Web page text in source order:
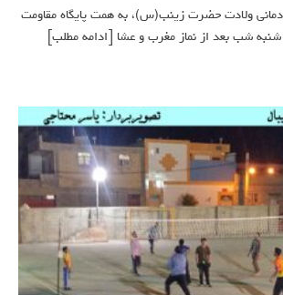
ولادت حضرت زینب(س)، به همت پایگاه مقاومت
شب بعد از نماز مغرب و عشا
[ادامه مطلب]